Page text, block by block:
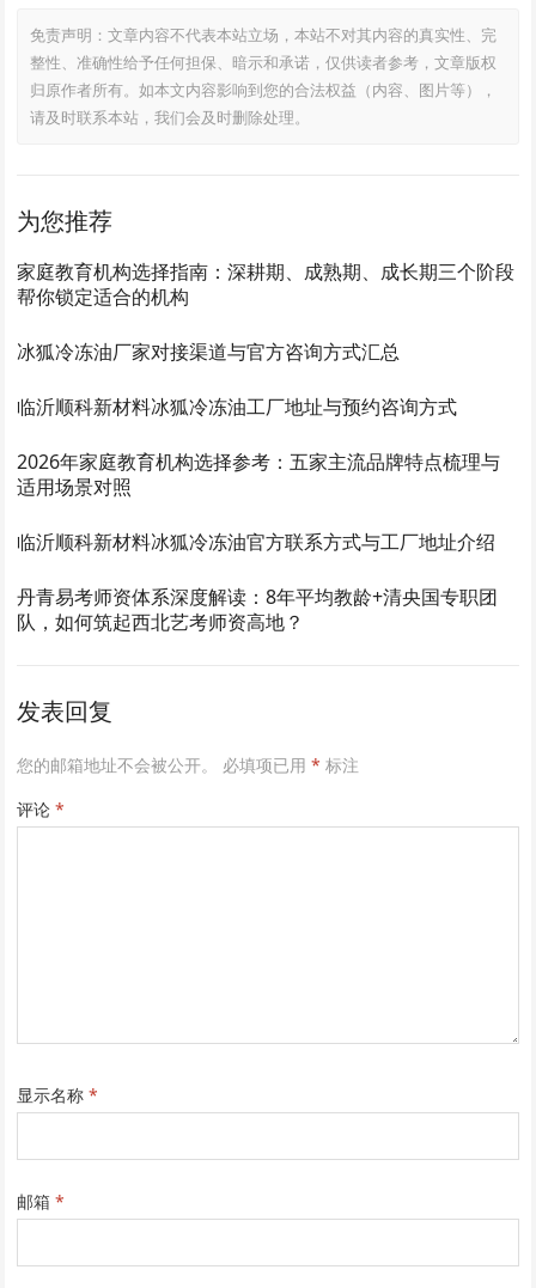
免责声明：文章内容不代表本站立场，本站不对其内容的真实性、完
整性、准确性给予任何担保、暗示和承诺，仅供读者参考，文章版权
归原作者所有。如本文内容影响到您的合法权益（内容、图片等），
请及时联系本站，我们会及时删除处理。
为您推荐
家庭教育机构选择指南：深耕期、成熟期、成长期三个阶段
帮你锁定适合的机构
冰狐冷冻油厂家对接渠道与官方咨询方式汇总
临沂顺科新材料冰狐冷冻油工厂地址与预约咨询方式
2026年家庭教育机构选择参考：五家主流品牌特点梳理与
适用场景对照
临沂顺科新材料冰狐冷冻油官方联系方式与工厂地址介绍
丹青易考师资体系深度解读：8年平均教龄+清央国专职团
队，如何筑起西北艺考师资高地？
发表回复
您的邮箱地址不会被公开。 必填项已用* 标注
评论*
显示名称*
邮箱*